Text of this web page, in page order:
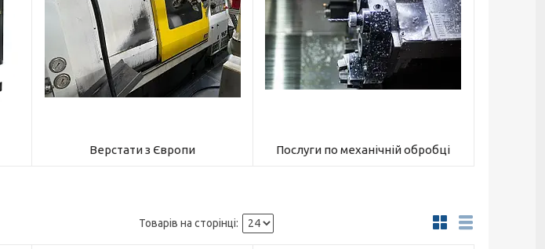
Верстати з Європи Послуги по механічній обробці